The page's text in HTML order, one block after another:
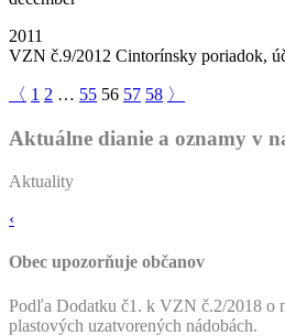
2011
VZN č.9/2012 Cintorínsky poriadok,
〈 1 2 … 55 56 57 58 〉
Aktuálne dianie a oznamy v
Aktuality
‹
Obec upozorňuje občanov
Podľa Dodatku č1. k VZN č.2/2018 o
plastových uzatvorených nádobách.